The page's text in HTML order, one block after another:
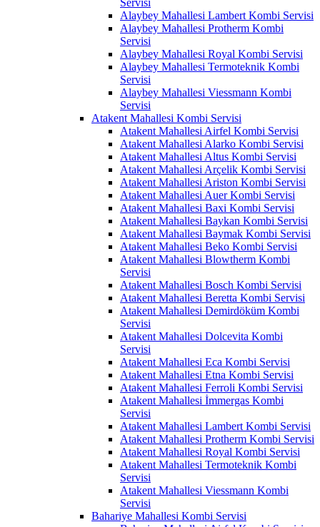
Servisi
Alaybey Mahallesi Lambert Kombi Servisi
Alaybey Mahallesi Protherm Kombi
Servisi
Alaybey Mahallesi Royal Kombi Servisi
Alaybey Mahallesi Termoteknik Kombi
Servisi
Alaybey Mahallesi Viessmann Kombi
Servisi
Atakent Mahallesi Kombi Servisi
Atakent Mahallesi Airfel Kombi Servisi
Atakent Mahallesi Alarko Kombi Servisi
Atakent Mahallesi Altus Kombi Servisi
Atakent Mahallesi Arçelik Kombi Servisi
Atakent Mahallesi Ariston Kombi Servisi
Atakent Mahallesi Auer Kombi Servisi
Atakent Mahallesi Baxi Kombi Servisi
Atakent Mahallesi Baykan Kombi Servisi
Atakent Mahallesi Baymak Kombi Servisi
Atakent Mahallesi Beko Kombi Servisi
Atakent Mahallesi Blowtherm Kombi
Servisi
Atakent Mahallesi Bosch Kombi Servisi
Atakent Mahallesi Beretta Kombi Servisi
Atakent Mahallesi Demirdöküm Kombi
Servisi
Atakent Mahallesi Dolcevita Kombi
Servisi
Atakent Mahallesi Eca Kombi Servisi
Atakent Mahallesi Etna Kombi Servisi
Atakent Mahallesi Ferroli Kombi Servisi
Atakent Mahallesi İmmergas Kombi
Servisi
Atakent Mahallesi Lambert Kombi Servisi
Atakent Mahallesi Protherm Kombi Servisi
Atakent Mahallesi Royal Kombi Servisi
Atakent Mahallesi Termoteknik Kombi
Servisi
Atakent Mahallesi Viessmann Kombi
Servisi
Bahariye Mahallesi Kombi Servisi